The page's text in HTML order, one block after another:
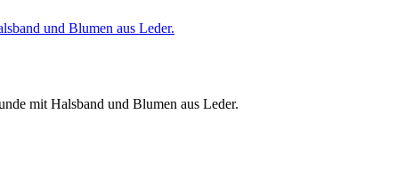
Hunde mit Halsband und Blumen aus Leder.